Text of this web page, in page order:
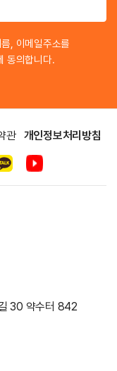
, 이메일주소를
동의합니다.
관 개인정보처리방침
30 약수터 842